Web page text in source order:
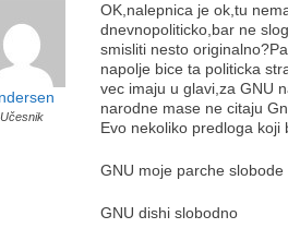
Učesnik
OK,nalepnica je ok,tu
dnevnopoliticko,bar ne
smisliti nesto
napolje bice ta politicka
vec imaju u glavi,za GNU
narodne mase ne citaju
Evo nekoliko predloga koji
GNU moje parche slobode
GNU dishi slobodno